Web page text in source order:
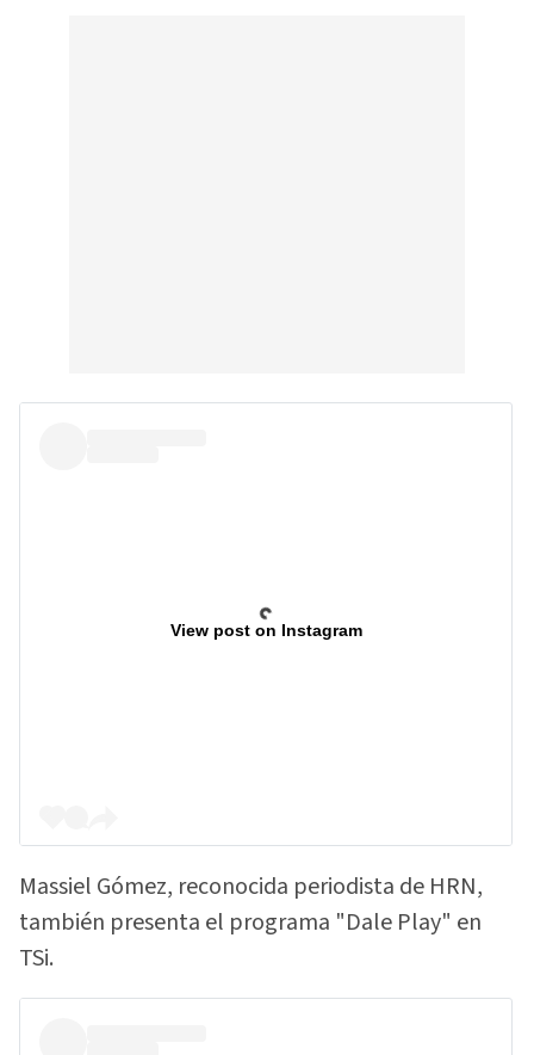
View post on Instagram
Massiel Gómez, reconocida periodista de HRN,
también presenta el programa "Dale Play" en
TSi.